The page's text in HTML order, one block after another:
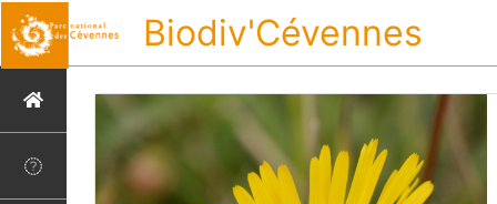
Biodiv'Cévennes